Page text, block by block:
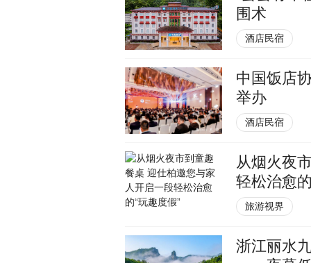
围术
酒店民宿
中国饭店
举办
酒店民宿
从烟火夜
轻松治愈
旅游视界
浙江丽水